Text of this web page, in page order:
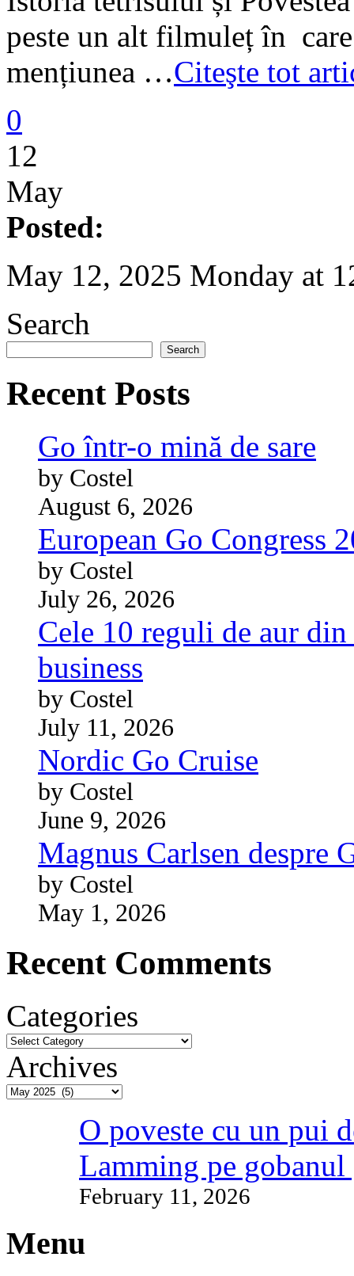
peste un alt filmuleț în
mențiunea …Citeşte tot
0
12
May
Posted:
May 12, 2025 Monday at
Search
Search
Recent Posts
Go într-o mină de sare
by Costel
August 6, 2026
European Go Congress
by Costel
July 26, 2026
Cele 10 reguli de aur
business
by Costel
July 11, 2026
Nordic Go Cruise
by Costel
June 9, 2026
Magnus Carlsen despre
by Costel
May 1, 2026
Recent Comments
Categories
Archives
O poveste cu un pui
Lamming pe gobanul
February 11, 2026
Menu